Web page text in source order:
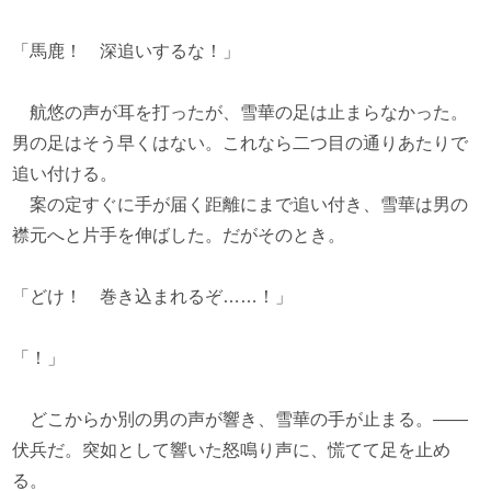
「馬鹿！ 深追いするな！」
航悠の声が耳を打ったが、雪華の足は止まらなかった。
男の足はそう早くはない。これなら二つ目の通りあたりで
追い付ける。
案の定すぐに手が届く距離にまで追い付き、雪華は男の
襟元へと片手を伸ばした。だがそのとき。
「どけ！ 巻き込まれるぞ……！」
「！」
どこからか別の男の声が響き、雪華の手が止まる。――
伏兵だ。突如として響いた怒鳴り声に、慌てて足を止め
る。